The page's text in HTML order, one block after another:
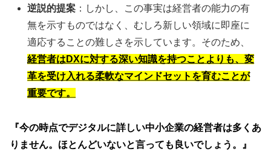
逆説的提案 ：しかし、この事実は経営者の能力の有
無を示すものではなく、むしろ新しい領域に即座に
適応することの難しさを示しています。そのため、
経営者はDXに対する深い知識を持つことよりも、変
革を受け入れる柔軟なマインドセットを育むことが
重要です。
『今の時点でデジタルに詳しい中小企業の経営者は多くあ
りません。ほとんどいないと言っても良いでしょう。』